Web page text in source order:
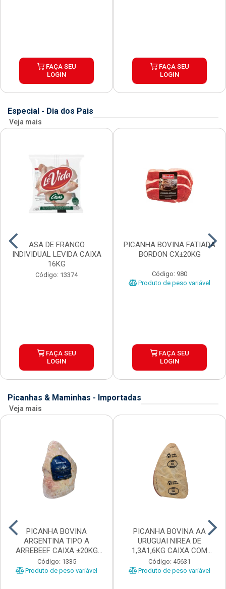
FAÇA SEU
LOGIN
FAÇA SEU
LOGIN
Especial - Dia dos Pais
Veja mais
ASA DE FRANGO
INDIVIDUAL LEVIDA CAIXA
16KG
Código: 13374
FAÇA SEU
LOGIN
PICANHA BOVINA FATIADA
BORDON CX±20KG
Código: 980
Produto de peso variável
FAÇA SEU
LOGIN
Picanhas & Maminhas - Importadas
Veja mais
PICANHA BOVINA
ARGENTINA TIPO A
ARREBEEF CAIXA ±20KG
PEÇAS 1...
Código: 1335
Produto de peso variável
PICANHA BOVINA AA
URUGUAI NIREA DE
1,3A1,6KG CAIXA COM
±15KG
Código: 45631
Produto de peso variável